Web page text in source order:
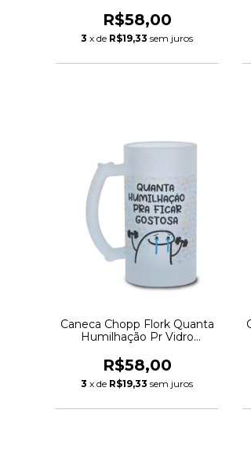
R$58,00
3 x de R$19,33 sem juros
Caneca Chopp Flork Quanta
Humilhação Pr Vidro
R$58,00
3 x de R$19,33 sem juros